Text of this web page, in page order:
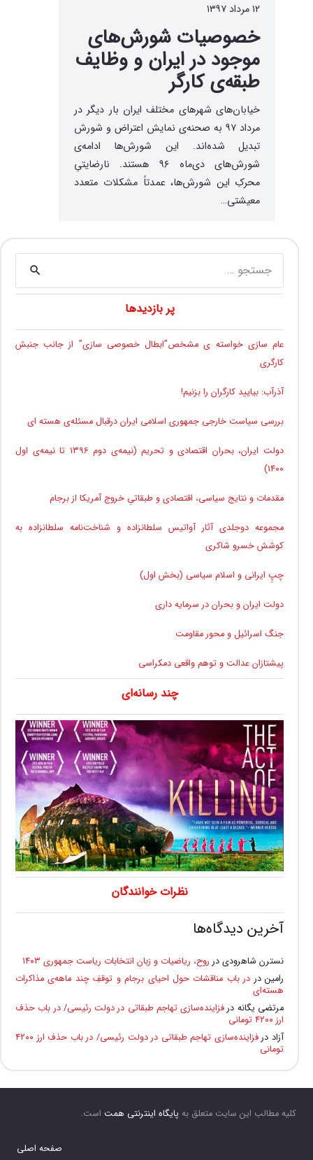
۱۲ مرداد ۱۳۹۷
خصوصیات شورش‌های
موجود در ایران و وظایف
طبقه‌‌ی کارگر
خیابان‌های شهرهای مختلف ایران بار دیگر در
مرداد ۹۷ به صحنه‌ی نمایش اعتراض و شورش
تبدیل شده‌اند. این شورش‌ها‌ ادامه‌ی
شورش‌های دی‌ماه ۹۶ هستند. نارضایتیِ
محرکِ این شورش‌ها، عمدتاً مشکلات متعدد
معیشتی…
برای:
پر بازدیدها
عام سازی خواسته ی مشخص”ابطال خصوصی سازی” از جانب جنبش
کارگری
آذرآب: بیایید کارگران را بزنیم!
بررسی سیاست خارجی جمهوری اسلامی ایران درقبال مسئله‌ی هسته ای
دولت ایران، بحران اقتصادی و تحریم (نیمه‌ی دوم ۱۳۹۶ تا نیمه‌ی اول
۱۴۰۰)
مقدمات و نتایج سیاسی، اقتصادی و طبقاتیِ خروج آمریکا از برجام
مجموعه دوجلدی آثار آواتیس سلطانزاده و شناخت‌نامه سلطانزاده به
کوشش خسرو شاکری
چپِ ایرانی و اسلام سیاسی (بخش اول)
دولت ایران و بحران در سرمایه داری
جنگ اسرائیل و محور مقاومت
پیشتازان عدالت و توهم واقعی دمکراسی
چند رسانه‌ای
نظرات خوانندگان
آخرین دیدگاه‌ها
نسترن شاهرودی در روح، ریاضیات و زبان انتخابات ریاست جمهوری ۱۴۰۳
رامیندر در باب مناقشات حول احیای برجام و توقفِ چند ماهه‌ی مذاکرات
هسته‌ای
مرتضی یگانه درفزاینده‌سازی تهاجم طبقاتی در دولت رئیسی/ در باب حذف
ارز ۴۲۰۰ تومانی
آزاددر
فزاینده‌سازی تهاجم طبقاتی در دولت رئیسی/ در باب حذف ارز ۴۲۰۰
تومانی
کلیه مطالب این سایت متعلق به پایگاه اینترنتی همت است.
صفحه اصلی